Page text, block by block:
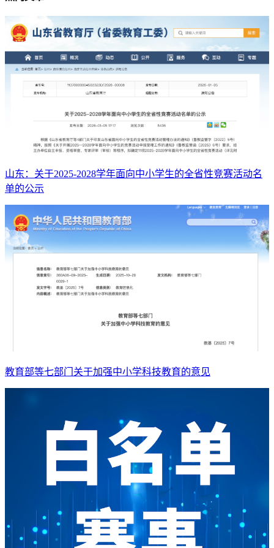
山东：关于2025-2028学年面向中小学生的全省性竞赛活动名
单的公示
教育部等七部门关于加强中小学科技教育的意见